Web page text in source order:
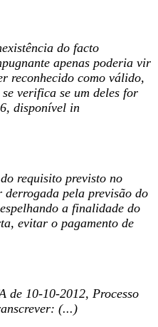
do facto
apenas poderia vir
reconhecido como válido,
verifica se um deles for
disponível in
requisito previsto no
derrogada pela previsão do
a finalidade do
evitar o pagamento de
de 10-10-2012, Processo
(...)